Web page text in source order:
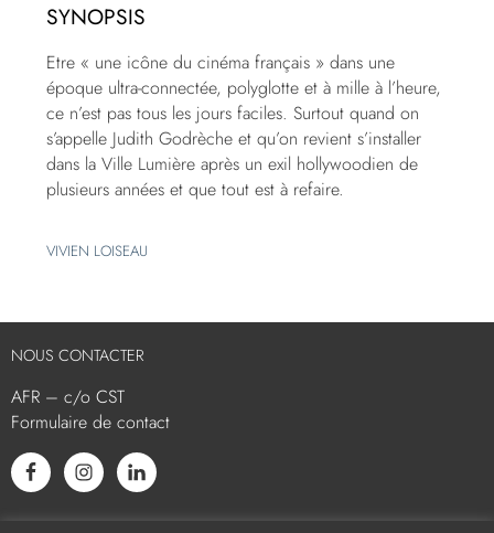
SYNOPSIS
Etre « une icône du cinéma français » dans une
époque ultra-connectée, polyglotte et à mille à l’heure,
ce n’est pas tous les jours faciles. Surtout quand on
s’appelle Judith Godrèche et qu’on revient s’installer
dans la Ville Lumière après un exil hollywoodien de
plusieurs années et que tout est à refaire.
VIVIEN LOISEAU
NOUS CONTACTER
AFR – c/o CST
Formulaire de contact